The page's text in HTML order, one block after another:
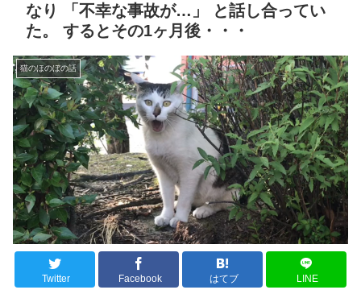
なり 「不幸な事故が…」 と話し合ってい
た。 するとその1ヶ月後・・・
猫のほのぼの話
Twitter Facebook はてブ LINE